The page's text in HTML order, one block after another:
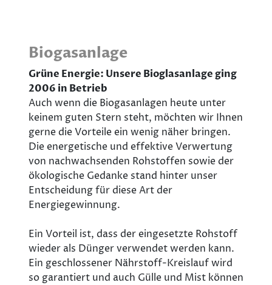
Biogasanlage
Grüne Energie: Unsere Bioglasanlage ging
2006 in Betrieb
Auch wenn die Biogasanlagen heute unter
keinem guten Stern steht, möchten wir Ihnen
gerne die Vorteile ein wenig näher bringen.
Die energetische und effektive Verwertung
von nachwachsenden Rohstoffen sowie der
ökologische Gedanke stand hinter unser
Entscheidung für diese Art der
Energiegewinnung.
Ein Vorteil ist, dass der eingesetzte Rohstoff
wieder als Dünger verwendet werden kann.
Ein geschlossener Nährstoff-Kreislauf wird
so garantiert und auch Gülle und Mist können